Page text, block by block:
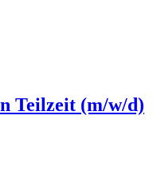
Teilzeit (m/w/d)